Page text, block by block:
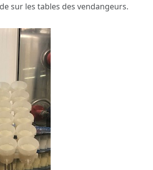
sur les tables des vendangeurs.